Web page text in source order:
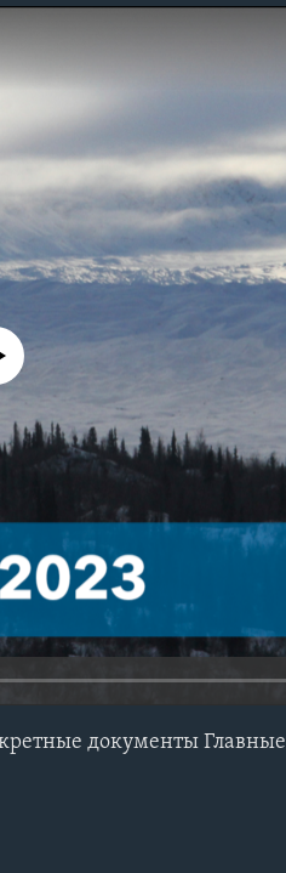
available
документы Главные